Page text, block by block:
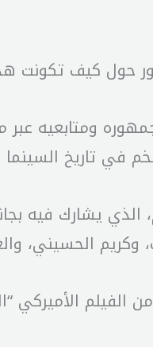
حول كيف تكونت
ومتابعيه عبر
في تاريخ السينما
الذي يشارك فيه
الحسيني،